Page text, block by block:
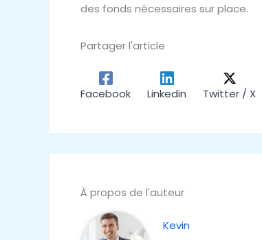
des fonds nécessaires sur place.
Partager l'article
Facebook Linkedin Twitter / X
À propos de l'auteur
Kevin